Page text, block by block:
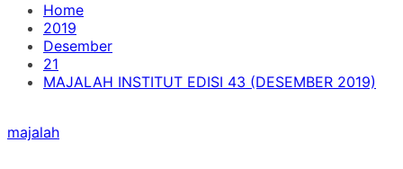
Home
2019
Desember
21
MAJALAH INSTITUT EDISI 43 (DESEMBER 2019)
majalah